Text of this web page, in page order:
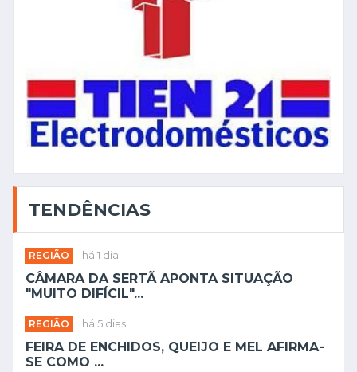
TENDÊNCIAS
REGIÃO há 1 dia
CÂMARA DA SERTÃ APONTA SITUAÇÃO
"MUITO DIFÍCIL"...
REGIÃO há 5 dias
FEIRA DE ENCHIDOS, QUEIJO E MEL AFIRMA-
SE COMO ...